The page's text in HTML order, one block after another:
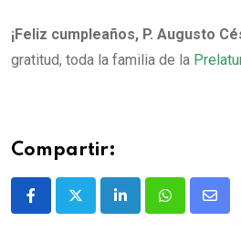
¡Feliz cumpleaños, P. Augusto
gratitud, toda la familia de la
Compartir: